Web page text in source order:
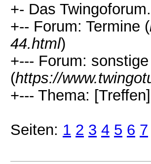
+- Das
+-- Forum: Termine (
44.html)
+--- Forum:
(https://
+--- Thema:
Seiten: 1 2 3 4 5 6 7